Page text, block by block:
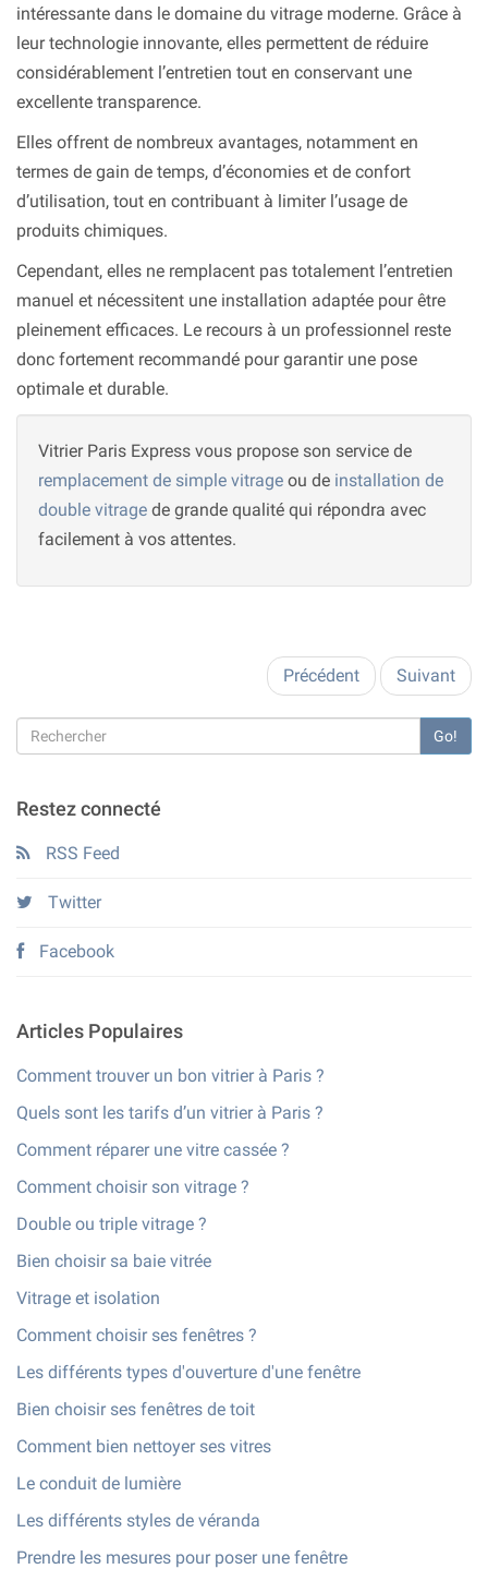
intéressante dans le domaine du vitrage moderne. Grâce à
leur technologie innovante, elles permettent de réduire
considérablement l’entretien tout en conservant une
excellente transparence.
Elles offrent de nombreux avantages, notamment en
termes de gain de temps, d’économies et de confort
d’utilisation, tout en contribuant à limiter l’usage de
produits chimiques.
Cependant, elles ne remplacent pas totalement l’entretien
manuel et nécessitent une installation adaptée pour être
pleinement efficaces. Le recours à un professionnel reste
donc fortement recommandé pour garantir une pose
optimale et durable.
Vitrier Paris Express vous propose son service de
remplacement de simple vitrage ou de installation de
double vitrage de grande qualité qui répondra avec
facilement à vos attentes.
Précédent Suivant
Go!
Restez connecté
RSS Feed
Twitter
Facebook
Articles Populaires
Comment trouver un bon vitrier à Paris ?
Quels sont les tarifs d’un vitrier à Paris ?
Comment réparer une vitre cassée ?
Comment choisir son vitrage ?
Double ou triple vitrage ?
Bien choisir sa baie vitrée
Vitrage et isolation
Comment choisir ses fenêtres ?
Les différents types d'ouverture d'une fenêtre
Bien choisir ses fenêtres de toit
Comment bien nettoyer ses vitres
Le conduit de lumière
Les différents styles de véranda
Prendre les mesures pour poser une fenêtre